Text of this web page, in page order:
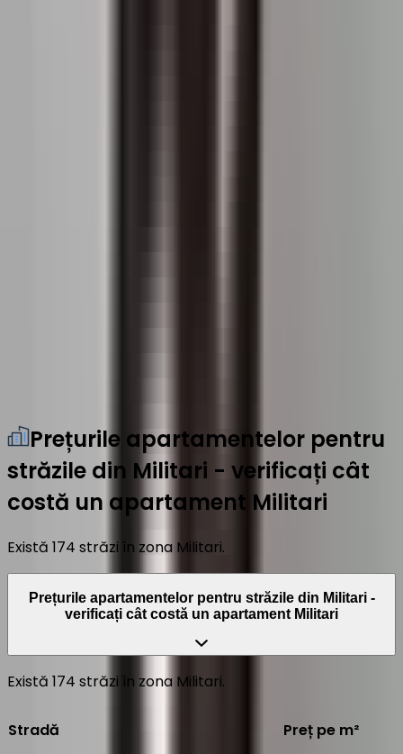
Prețurile apartamentelor pentru
străzile din Militari - verificați cât
costă un apartament Militari
Există 174 străzi în zona Militari.
Prețurile apartamentelor pentru străzile din Militari -
verificați cât costă un apartament Militari
Există 174 străzi în zona Militari.
Stradă
Preț pe m²